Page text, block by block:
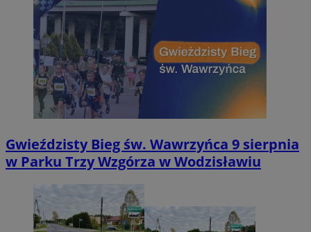
Gwieździsty Bieg św. Wawrzyńca 9 sierpnia
w Parku Trzy Wzgórza w Wodzisławiu